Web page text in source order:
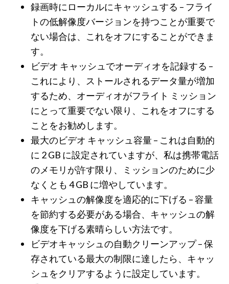
録画時にローカルにキャッシュする – フライ
トの低解像度バージョンを持つことが重要で
ない場合は、これをオフにすることができま
す。
ビデオ キャッシュでオーディオを記録する –
これにより、ストールされるデータ量が増加
するため、オーディオがフライト ミッション
にとって重要でない限り、これをオフにする
ことをお勧めします。
最大のビデオ キャッシュ容量 – これは自動的
に 2 GB に設定されていますが、私は携帯電話
のメモリが許す限り、ミッションのために少
なくとも 4 GB に増やしています。
キャッシュの解像度を適応的に下げる – 容量
を節約する必要がある場合、キャッシュの解
像度を下げる素晴らしい方法です。
ビデオキャッシュの自動クリーンアップ – 保
存されている最大の制限に達したら、キャッ
シュをクリアするように設定しています。